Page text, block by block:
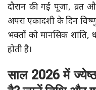
दौरान की गई पूजा, व्रत
अपरा एकादशी के दिन
भक्तों को मानसिक शांति,
होती है।
साल 2026 में